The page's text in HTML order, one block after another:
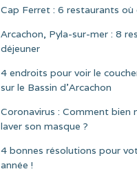
Cap Ferret : 6 restaurants où
Arcachon, Pyla-sur-mer : 8
déjeuner
4 endroits pour voir le
sur le Bassin d’Arcachon
Coronavirus : Comment bien
laver son masque ?
4 bonnes résolutions pour
année !